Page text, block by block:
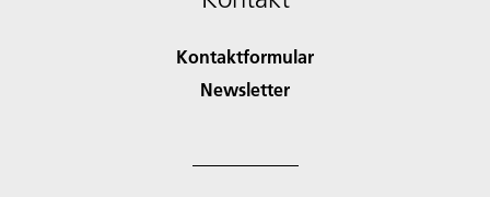
Kontaktformular
Newsletter